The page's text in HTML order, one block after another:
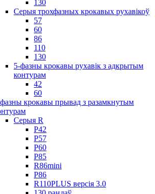
130
Серыя трохфазных крокавых рухавікоў
57
60
86
110
130
5-фазны крокавы рухавік з адкрытым
контурам
42
60
крокавы прывад з разамкнутым
Серыя R
Р42
Р57
Р60
Р85
R86mini
Р86
R110PLUS версія 3.0